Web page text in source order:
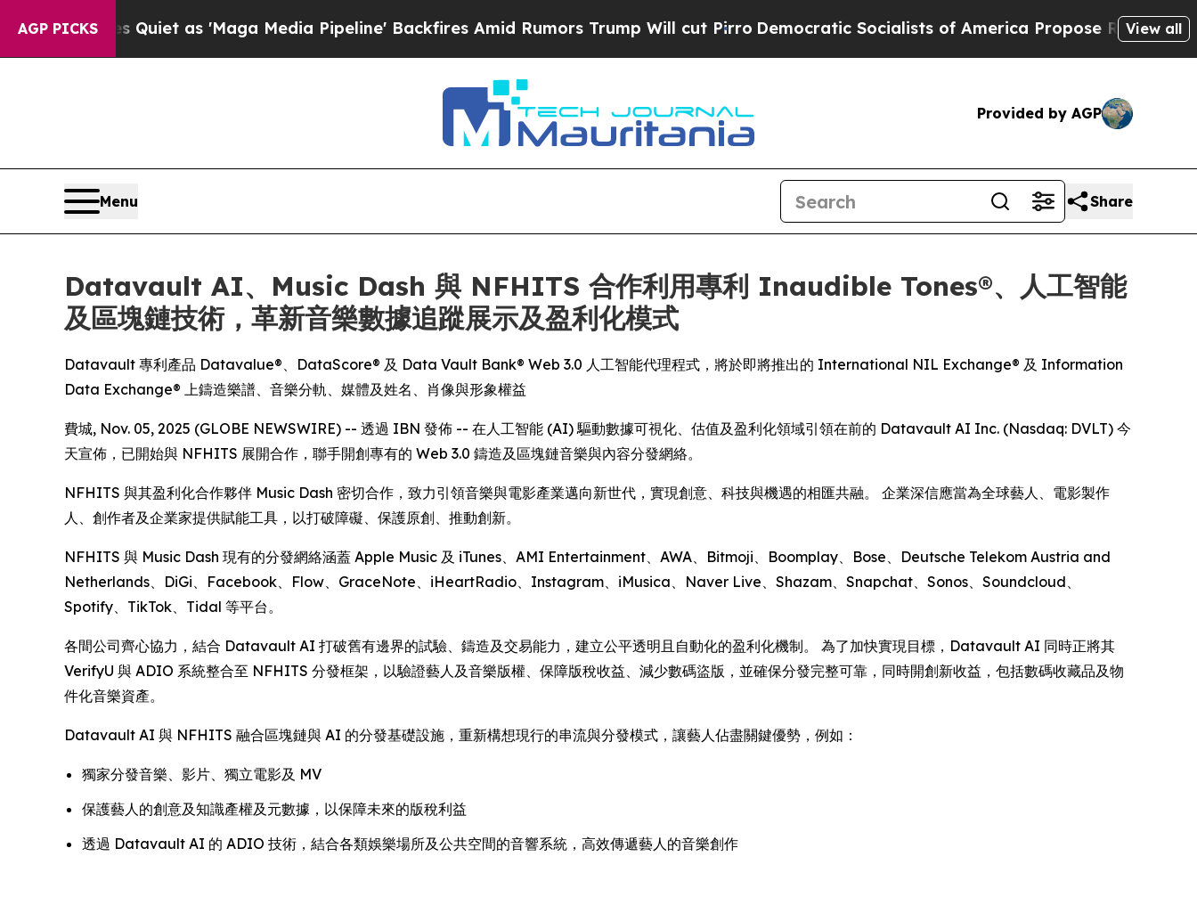
AGP PICKS
Goes Quiet as 'Maga Media Pipeline' Backfires Amid Rumors Trump Will cut Pirro Democratic Socialists of America Propose Radical Overhaul
View all
Provided by AGP
Menu Share
Datavault AI、Music Dash 與 NFHITS 合作利用專利 Inaudible Tones®、人工智能
及區塊鏈技術，革新音樂數據追蹤展示及盈利化模式
Datavault 專利產品 Datavalue®、DataScore® 及 Data Vault Bank® Web 3.0 人工智能代理程式，將於即將推出的 International NIL Exchange® 及 Information
Data Exchange® 上鑄造樂譜、音樂分軌、媒體及姓名、肖像與形象權益
費城, Nov. 05, 2025 (GLOBE NEWSWIRE) -- 透過 IBN 發佈 -- 在人工智能 (AI) 驅動數據可視化、估值及盈利化領域引領在前的 Datavault AI Inc. (Nasdaq: DVLT) 今
天宣佈，已開始與 NFHITS 展開合作，聯手開創專有的 Web 3.0 鑄造及區塊鏈音樂與內容分發網絡。
NFHITS 與其盈利化合作夥伴 Music Dash 密切合作，致力引領音樂與電影產業邁向新世代，實現創意、科技與機遇的相匯共融。 企業深信應當為全球藝人、電影製作
人、創作者及企業家提供賦能工具，以打破障礙、保護原創、推動創新。
NFHITS 與 Music Dash 現有的分發網絡涵蓋 Apple Music 及 iTunes、AMI Entertainment、AWA、Bitmoji、Boomplay、Bose、Deutsche Telekom Austria and
Netherlands、DiGi、Facebook、Flow、GraceNote、iHeartRadio、Instagram、iMusica、Naver Live、Shazam、Snapchat、Sonos、Soundcloud、
Spotify、TikTok、Tidal 等平台。
各間公司齊心協力，結合 Datavault AI 打破舊有邊界的試驗、鑄造及交易能力，建立公平透明且自動化的盈利化機制。 為了加快實現目標，Datavault AI 同時正將其
VerifyU 與 ADIO 系統整合至 NFHITS 分發框架，以驗證藝人及音樂版權、保障版稅收益、減少數碼盜版，並確保分發完整可靠，同時開創新收益，包括數碼收藏品及物
件化音樂資產。
Datavault AI 與 NFHITS 融合區塊鏈與 AI 的分發基礎設施，重新構想現行的串流與分發模式，讓藝人佔盡關鍵優勢，例如：
獨家分發音樂、影片、獨立電影及 MV
保護藝人的創意及知識產權及元數據，以保障未來的版稅利益
透過 Datavault AI 的 ADIO 技術，結合各類娛樂場所及公共空間的音響系統，高效傳遞藝人的音樂創作